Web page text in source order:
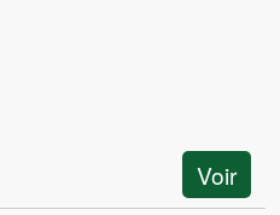
Voir